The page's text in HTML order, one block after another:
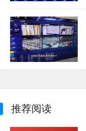
推荐阅读